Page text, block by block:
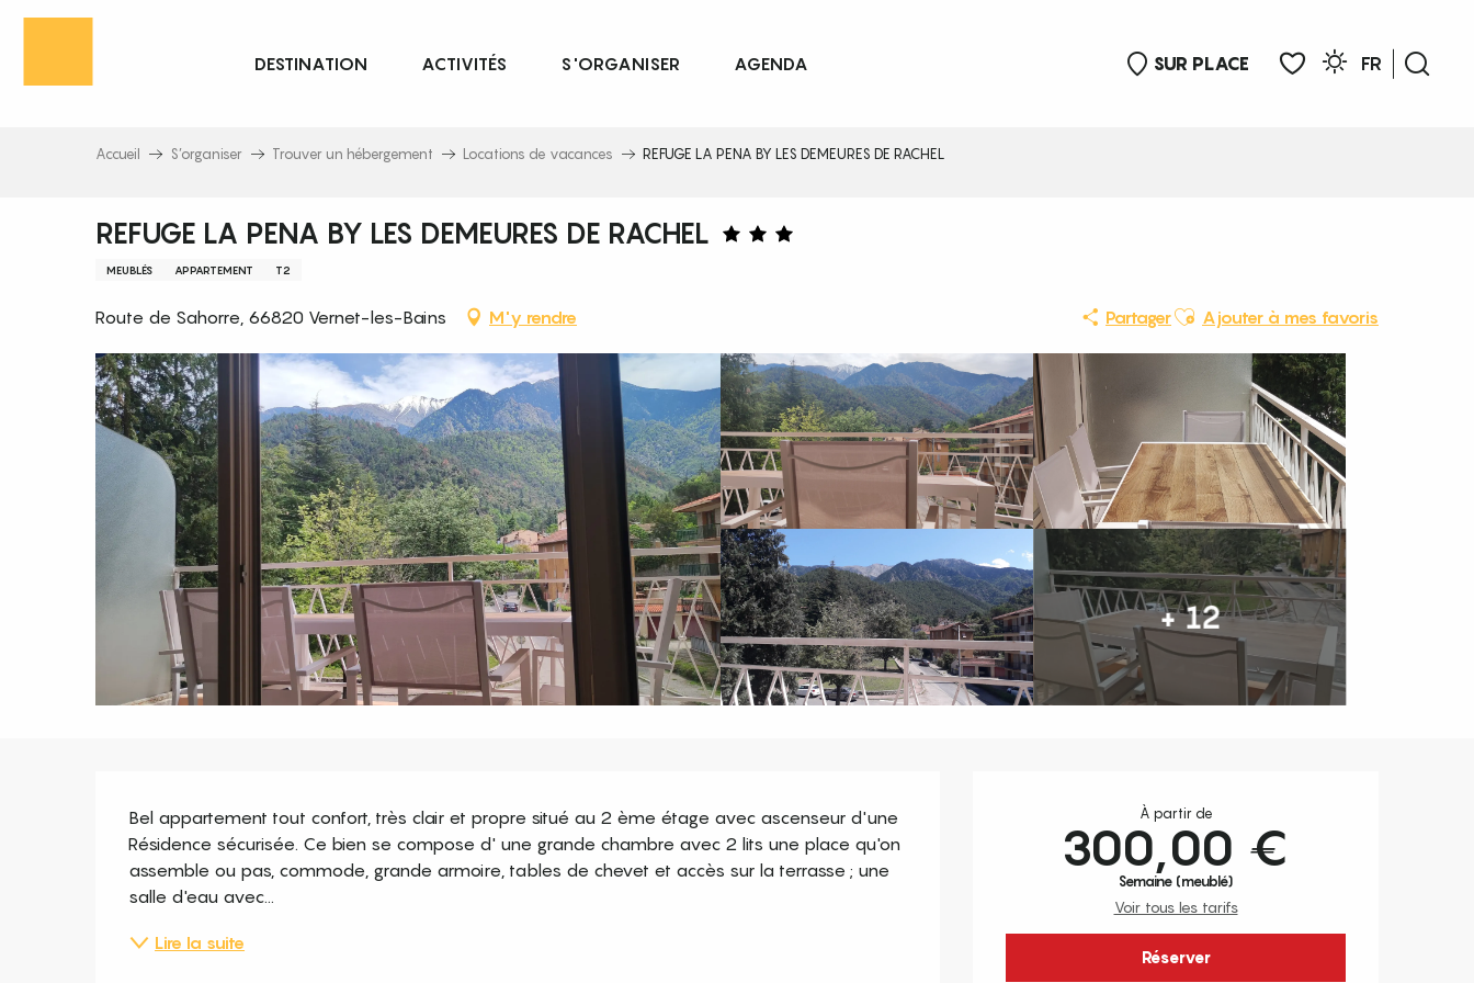
Aller
principal
SUR PLACE
FR
DESTINATION ACTIVITÉS S'ORGANISER AGENDA
Accueil S’organiser Trouver un hébergement Locations de vacances REFUGE LA PENA BY LES DEMEURES DE RACHEL
REFUGE LA PENA BY LES DEMEURES DE RACHEL
MEUBLÉS APPARTEMENT T2
Route de Sahorre, 66820 Vernet-les-Bains M'y rendre PartagerAjouter aux favoris
Ajouter à mes favoris
+ 12
Ouverture et coordonnées
À partir de
300,00 €
Semaine (meublé)
Voir tous les tarifs
Réserver
Description
Bel appartement tout confort, très clair et propre situé au 2 ème étage avec ascenseur d'une
Résidence sécurisée. Ce bien se compose d' une grande chambre avec 2 lits une place qu'on
assemble ou pas, commode, grande armoire, tables de chevet et accès sur la terrasse ; une
salle d'eau avec...
Lire la suite